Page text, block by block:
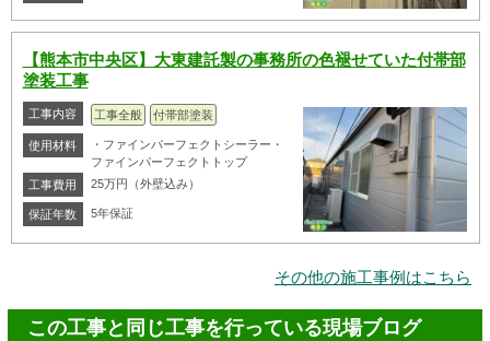
【熊本市中央区】大東建託製の事務所の色褪せていた付帯部
塗装工事
工事内容 工事全般 付帯部塗装
使用材料
・ファインパーフェクトシーラー・
ファインパーフェクトトップ
工事費用
25万円（外壁込み）
保証年数 5年保証
その他の施工事例はこちら
この工事と同じ工事を行っている現場ブログ